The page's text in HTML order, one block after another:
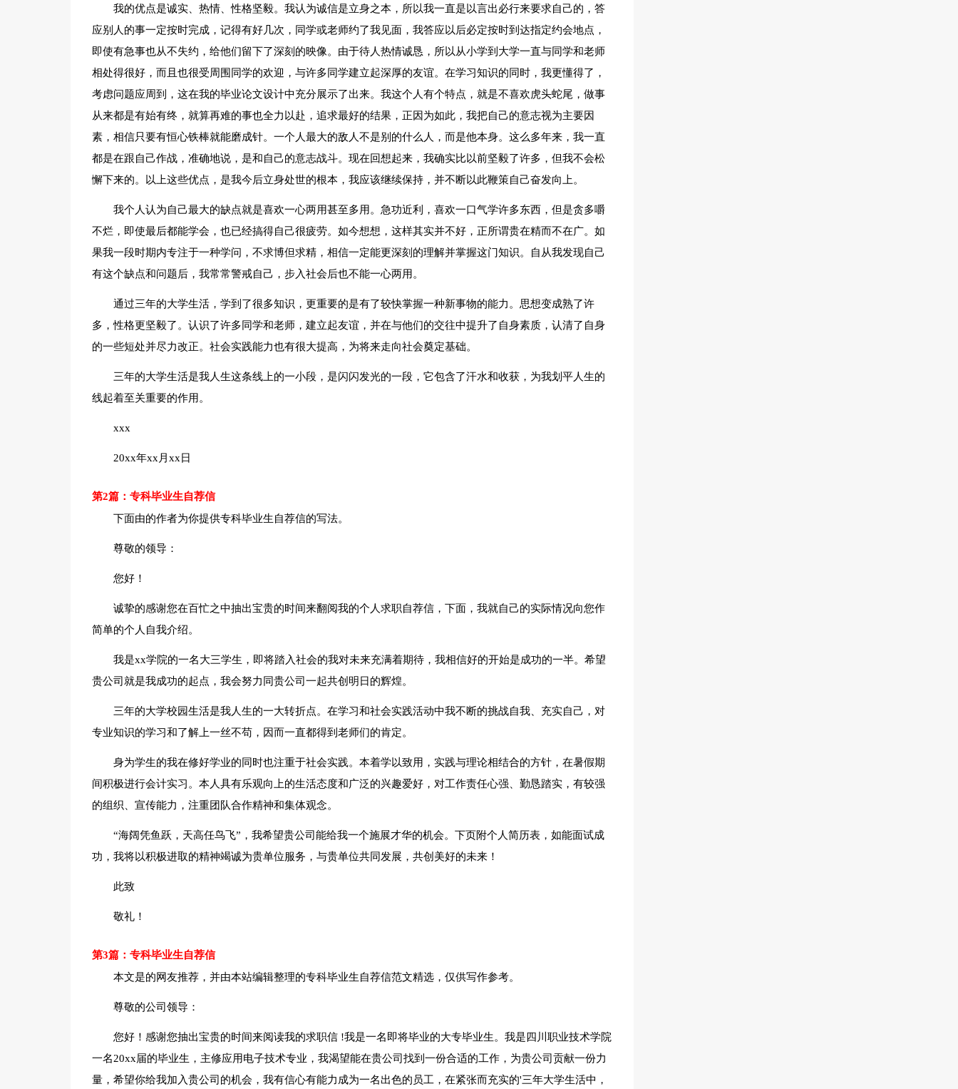
我的优点是诚实、热情、性格坚毅。我认为诚信是立身之本，所以我一直是以言出必行来要求自己的，答
应别人的事一定按时完成，记得有好几次，同学或老师约了我见面，我答应以后必定按时到达指定约会地点，
即使有急事也从不失约，给他们留下了深刻的映像。由于待人热情诚恳，所以从小学到大学一直与同学和老师
相处得很好，而且也很受周围同学的欢迎，与许多同学建立起深厚的友谊。在学习知识的同时，我更懂得了，
考虑问题应周到，这在我的毕业论文设计中充分展示了出来。我这个人有个特点，就是不喜欢虎头蛇尾，做事
从来都是有始有终，就算再难的事也全力以赴，追求最好的结果，正因为如此，我把自己的意志视为主要因
素，相信只要有恒心铁棒就能磨成针。一个人最大的敌人不是别的什么人，而是他本身。这么多年来，我一直
都是在跟自己作战，准确地说，是和自己的意志战斗。现在回想起来，我确实比以前坚毅了许多，但我不会松
懈下来的。以上这些优点，是我今后立身处世的根本，我应该继续保持，并不断以此鞭策自己奋发向上。
我个人认为自己最大的缺点就是喜欢一心两用甚至多用。急功近利，喜欢一口气学许多东西，但是贪多嚼
不烂，即使最后都能学会，也已经搞得自己很疲劳。如今想想，这样其实并不好，正所谓贵在精而不在广。如
果我一段时期内专注于一种学问，不求博但求精，相信一定能更深刻的理解并掌握这门知识。自从我发现自己
有这个缺点和问题后，我常常警戒自己，步入社会后也不能一心两用。
通过三年的大学生活，学到了很多知识，更重要的是有了较快掌握一种新事物的能力。思想变成熟了许
多，性格更坚毅了。认识了许多同学和老师，建立起友谊，并在与他们的交往中提升了自身素质，认清了自身
的一些短处并尽力改正。社会实践能力也有很大提高，为将来走向社会奠定基础。
三年的大学生活是我人生这条线上的一小段，是闪闪发光的一段，它包含了汗水和收获，为我划平人生的
线起着至关重要的作用。
xxx
20xx年xx月xx日
第2篇：专科毕业生自荐信
下面由的作者为你提供专科毕业生自荐信的写法。
尊敬的领导：
您好！
诚挚的感谢您在百忙之中抽出宝贵的时间来翻阅我的个人求职自荐信，下面，我就自己的实际情况向您作
简单的个人自我介绍。
我是xx学院的一名大三学生，即将踏入社会的我对未来充满着期待，我相信好的开始是成功的一半。希望
贵公司就是我成功的起点，我会努力同贵公司一起共创明日的辉煌。
三年的大学校园生活是我人生的一大转折点。在学习和社会实践活动中我不断的挑战自我、充实自己，对
专业知识的学习和了解上一丝不苟，因而一直都得到老师们的肯定。
身为学生的我在修好学业的同时也注重于社会实践。本着学以致用，实践与理论相结合的方针，在暑假期
间积极进行会计实习。本人具有乐观向上的生活态度和广泛的兴趣爱好，对工作责任心强、勤恳踏实，有较强
的组织、宣传能力，注重团队合作精神和集体观念。
“海阔凭鱼跃，天高任鸟飞”，我希望贵公司能给我一个施展才华的机会。下页附个人简历表，如能面试成
功，我将以积极进取的精神竭诚为贵单位服务，与贵单位共同发展，共创美好的未来！
此致
敬礼！
第3篇：专科毕业生自荐信
本文是的网友推荐，并由本站编辑整理的专科毕业生自荐信范文精选，仅供写作参考。
尊敬的公司领导：
您好！感谢您抽出宝贵的时间来阅读我的求职信 !我是一名即将毕业的大专毕业生。我是四川职业技术学院
一名20xx届的毕业生，主修应用电子技术专业，我渴望能在贵公司找到一份合适的工作，为贵公司贡献一份力
量，希望你给我加入贵公司的机会，我有信心有能力成为一名出色的员工，在紧张而充实的'三年大学生活中，